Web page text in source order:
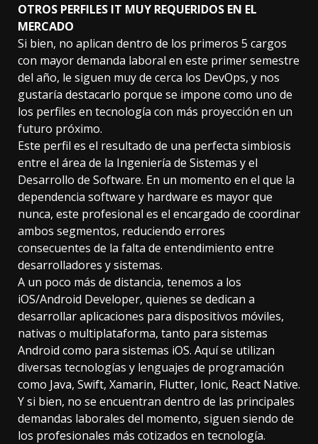
OTROS PERFILES IT MUY REQUERIDOS EN EL
MERCADO
Si bien, no aplican dentro de los primeros 5 cargos
con mayor demanda laboral en este primer semestre
del año, le siguen muy de cerca los DevOps, y nos
gustaría destacarlo porque se impone como uno de
los perfiles en tecnología con más proyección en un
futuro próximo.
Este perfil es el resultado de una perfecta simbiosis
entre el área de la Ingeniería de Sistemas y el
Desarrollo de Software. En un momento en el que la
dependencia software y hardware es mayor que
nunca, este profesional es el encargado de coordinar
ambos segmentos, reduciendo errores
consecuentes de la falta de entendimiento entre
desarrolladores y sistemas.
A un poco más de distancia, tenemos a los
iOS/Android Developer, quienes se dedican a
desarrollar aplicaciones para dispositivos móviles,
nativas o multiplataforma, tanto para sistemas
Android como para sistemas iOS. Aquí se utilizan
diversas tecnologías y lenguajes de programación
como Java, Swift, Xamarin, Flutter, Ionic, React Native.
Y si bien, no se encuentran dentro de las principales
demandas laborales del momento, siguen siendo de
los profesionales más cotizados en tecnología.